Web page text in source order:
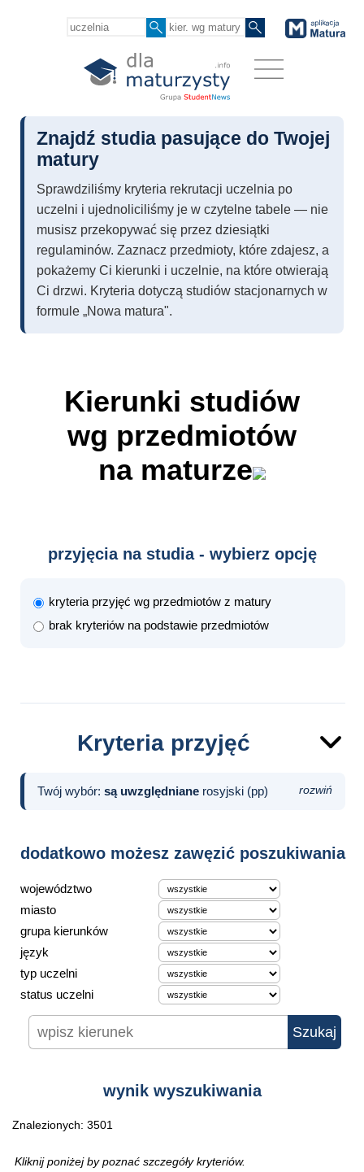
Znajdź studia pasujące do Twojej
matury
Sprawdziliśmy kryteria rekrutacji uczelnia po
uczelni i ujednoliciliśmy je w czytelne tabele — nie
musisz przekopywać się przez dziesiątki
regulaminów. Zaznacz przedmioty, które zdajesz, a
pokażemy Ci kierunki i uczelnie, na które otwierają
Ci drzwi. Kryteria dotyczą studiów stacjonarnych w
formule „Nowa matura".
Kierunki studiów
wg przedmiotów
na maturze
przyjęcia na studia - wybierz opcję
kryteria przyjęć wg przedmiotów z matury
brak kryteriów na podstawie przedmiotów
Kryteria przyjęć
rozwiń
Twój wybór: są uwzględnianerosyjski (pp)
dodatkowo możesz zawęzić poszukiwania
województwo
miasto
grupa kierunków
język
typ uczelni
status uczelni
wynik wyszukiwania
Znalezionych: 3501
Kliknij poniżej by poznać szczegóły kryteriów.